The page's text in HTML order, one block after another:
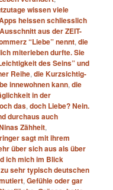
wissen viele
heissen schliesslich
aus der ZEIT-​
“Liebe” nennt,die
miterleben durfte. Sie
des Seins” und
Reihe,die Kurzsichtig-
innewohnen kann,die
in der
das,doch Liebe? Nein.
durchaus auch
Zähheit,
sagt mit ihrem
über sich aus als über
ich mich im Blick
sehr typisch deutschen
,Gefühle oder gar